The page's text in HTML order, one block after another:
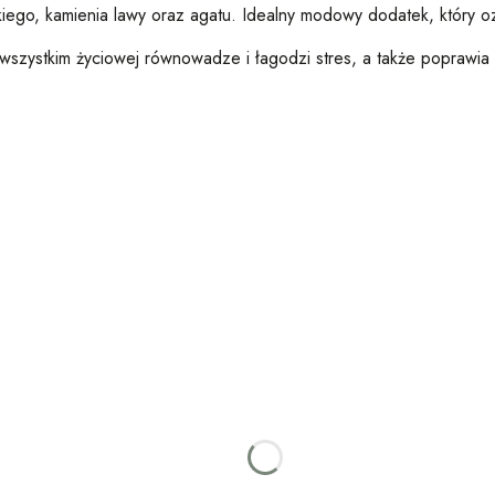
kamienia lawy oraz agatu. Idealny modowy dodatek,
życiowej równowadze i łagodzi stres, a także